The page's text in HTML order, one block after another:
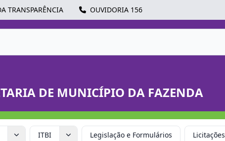
TRANSPARÊNCIA OUVIDORIA 156
DE MUNICÍPIO DA FAZENDA
ITBI Legislação e Formulários Licitações